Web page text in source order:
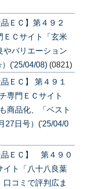
ＥＣ】第４９２
Ｃサイト「玄米
バリエーション
('25/04/08) (0821)
ＥＣ】 第４９１
専門ＥＣサイト
商品化、「ベスト
27日号）('25/04/0
品ＥＣ】 第４９０
ト「八十八良葉
コミで評判広ま